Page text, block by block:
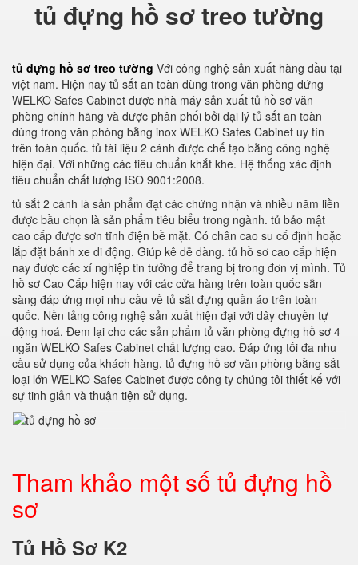
tủ đựng hồ sơ treo tường
tủ đựng hồ sơ treo tường Với công nghệ sản xuất hàng đầu tại
việt nam. Hiện nay tủ sắt an toàn dùng trong văn phòng đứng
WELKO Safes Cabinet được nhà máy sản xuất tủ hồ sơ văn
phòng chính hãng và được phân phối bởi đại lý tủ sắt an toàn
dùng trong văn phòng bằng inox WELKO Safes Cabinet uy tín
trên toàn quốc. tủ tài liệu 2 cánh được chế tạo bằng công nghệ
hiện đại. Với những các tiêu chuẩn khắt khe. Hệ thống xác định
tiêu chuẩn chất lượng ISO 9001:2008.
tủ sắt 2 cánh là sản phẩm đạt các chứng nhận và nhiều năm liền
được bầu chọn là sản phẩm tiêu biểu trong ngành. tủ bảo mật
cao cấp được sơn tĩnh điện bề mặt. Có chân cao su cố định hoặc
lắp đặt bánh xe di động. Giúp kê dễ dàng. tủ hồ sơ cao cấp hiện
nay được các xí nghiệp tin tưởng để trang bị trong đơn vị mình. Tủ
hồ sơ Cao Cấp hiện nay với các cửa hàng trên toàn quốc sẵn
sàng đáp ứng mọi nhu cầu về tủ sắt đựng quần áo trên toàn
quốc. Nền tảng công nghệ sản xuất hiện đại với dây chuyền tự
động hoá. Đem lại cho các sản phẩm tủ văn phòng đựng hồ sơ 4
ngăn WELKO Safes Cabinet chất lượng cao. Đáp ứng tối đa nhu
cầu sử dụng của khách hàng. tủ đựng hồ sơ văn phòng bằng sắt
loại lớn WELKO Safes Cabinet được công ty chúng tôi thiết kế với
sự tinh giản và thuận tiện sử dụng.
Tham khảo một số tủ đựng hồ
sơ
Tủ Hồ Sơ K2